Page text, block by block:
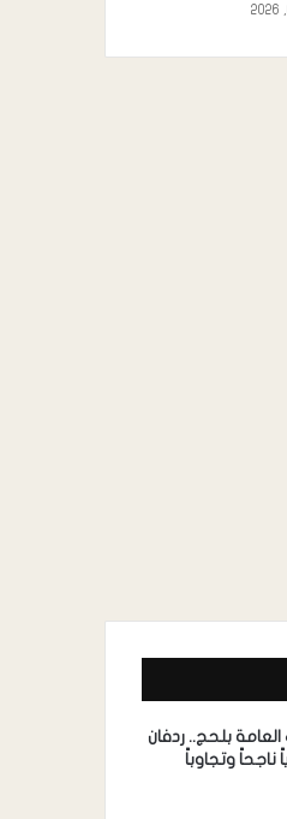
العامة بلحج.. ردفان
ناجحاً وتجاوباً